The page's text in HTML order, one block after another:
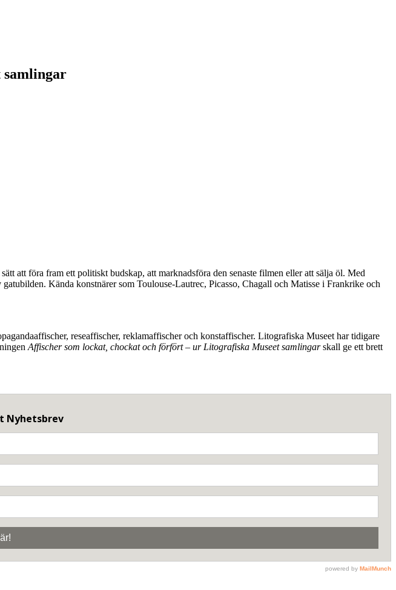
samlingar
att föra fram ett politiskt budskap, att marknadsföra den senaste filmen eller att sälja öl. Med
Kända konstnärer som Toulouse-Lautrec, Picasso, Chagall och Matisse i Frankrike och
reseaffischer, reklamaffischer och konstaffischer. Litografiska Museet har tidigare
Affischer som lockat, chockat och förfört – ur Litografiska Museet samlingarskall ge ett brett